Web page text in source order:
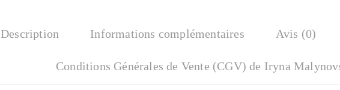
Description Informations complémentaires Avis (0)
Conditions Générales de Vente (CGV) de Iryna